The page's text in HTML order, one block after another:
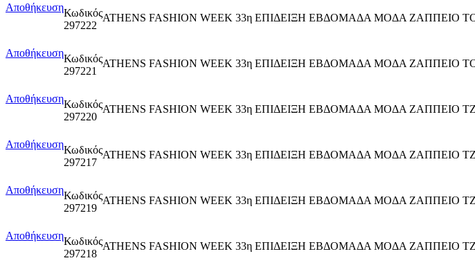
ΑποθήκευσηΚωδικός
297222
ATHENS FASHION WEEK 33η ΕΠΙΔΕΙΞΗ ΕΒΔΟΜΑΔΑ ΜΟΔΑ
ΑποθήκευσηΚωδικός
297221
ATHENS FASHION WEEK 33η ΕΠΙΔΕΙΞΗ ΕΒΔΟΜΑΔΑ ΜΟΔΑ
ΑποθήκευσηΚωδικός
297220
ATHENS FASHION WEEK 33η ΕΠΙΔΕΙΞΗ ΕΒΔΟΜΑΔΑ ΜΟΔΑ
ΑποθήκευσηΚωδικός
297217
ATHENS FASHION WEEK 33η ΕΠΙΔΕΙΞΗ ΕΒΔΟΜΑΔΑ ΜΟΔΑ
ΑποθήκευσηΚωδικός
297219
ATHENS FASHION WEEK 33η ΕΠΙΔΕΙΞΗ ΕΒΔΟΜΑΔΑ ΜΟΔΑ
ΑποθήκευσηΚωδικός
297218
ATHENS FASHION WEEK 33η ΕΠΙΔΕΙΞΗ ΕΒΔΟΜΑΔΑ ΜΟΔΑ